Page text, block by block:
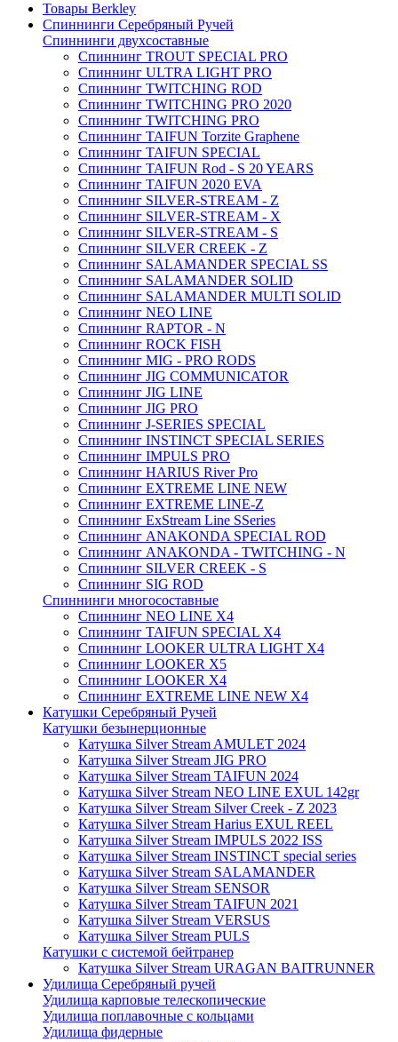
Товары Berkley
Спиннинги Серебряный Ручей
Спиннинги двухсоставные
Спиннинг TROUT SPECIAL PRO
Спиннинг ULTRA LIGHT PRO
Спиннинг TWITCHING ROD
Спиннинг TWITCHING PRO 2020
Спиннинг TWITCHING PRO
Спиннинг TAIFUN Torzite Graphene
Спиннинг TAIFUN SPECIAL
Спиннинг TAIFUN Rod - S 20 YEARS
Спиннинг TAIFUN 2020 EVA
Спиннинг SILVER-STREAM - Z
Спиннинг SILVER-STREAM - X
Спиннинг SILVER-STREAM - S
Спиннинг SILVER CREEK - Z
Спиннинг SALAMANDER SPECIAL SS
Спиннинг SALAMANDER SOLID
Спиннинг SALAMANDER MULTI SOLID
Спиннинг NEO LINE
Спиннинг RAPTOR - N
Спиннинг ROCK FISH
Спиннинг MIG - PRO RODS
Спиннинг JIG COMMUNICATOR
Спиннинг JIG LINE
Спиннинг JIG PRO
Спиннинг J-SERIES SPECIAL
Спиннинг INSTINCT SPECIAL SERIES
Спиннинг IMPULS PRO
Спиннинг HARIUS River Pro
Спиннинг EXTREME LINE NEW
Спиннинг EXTREME LINE-Z
Спиннинг ExStream Line SSeries
Спиннинг ANAKONDA SPECIAL ROD
Спиннинг ANAKONDA - TWITCHING - N
Спиннинг SILVER CREEK - S
Спиннинг SIG ROD
Спиннинги многосоставные
Спиннинг NEO LINE X4
Спиннинг TAIFUN SPECIAL X4
Спиннинг LOOKER ULTRA LIGHT X4
Спиннинг LOOKER X5
Спиннинг LOOKER X4
Спиннинг EXTREME LINE NEW X4
Катушки Серебряный Ручей
Катушки безынерционные
Катушка Silver Stream AMULET 2024
Катушка Silver Stream JIG PRO
Катушка Silver Stream TAIFUN 2024
Катушка Silver Stream NEO LINE EXUL 142gr
Катушка Silver Stream Silver Creek - Z 2023
Катушка Silver Stream Harius EXUL REEL
Катушка Silver Stream IMPULS 2022 ISS
Катушка Silver Stream INSTINCT special series
Катушка Silver Stream SALAMANDER
Катушка Silver Stream SENSOR
Катушка Silver Stream TAIFUN 2021
Катушка Silver Stream VERSUS
Катушка Silver Stream PULS
Катушки с системой бейтранер
Катушка Silver Stream URAGAN BAITRUNNER
Удилища Серебряный ручей
Удилища карповые телескопические
Удилища поплавочные с кольцами
Удилища фидерные